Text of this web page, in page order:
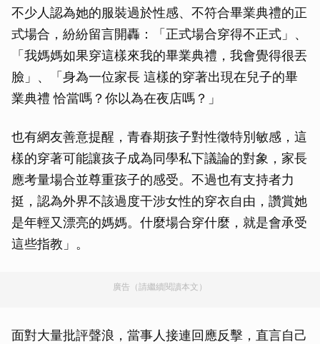
不少人認為她的服裝過於性感、不符合畢業典禮的正
式場合，紛紛留言開轟：「正式場合穿得不正式」、
「我媽媽如果穿這樣來我的畢業典禮，我會覺得很丟
臉」、「身為一位家長 這樣的穿著出現在兒子的畢
業典禮 恰當嗎？你以為在夜店嗎？」
也有網友善意提醒，青春期孩子對性徵特別敏感，這
樣的穿著可能讓孩子成為同學私下議論的對象，家長
應考量場合並尊重孩子的感受。不過也有支持者力
挺，認為外界不該過度干涉女性的穿衣自由，讚賞她
是年輕又漂亮的媽媽。什麼場合穿什麼，就是會承受
這些指教」。
廣告（請繼續閱讀本文）
面對大量批評聲浪，當事人接連回應反擊，直言自己